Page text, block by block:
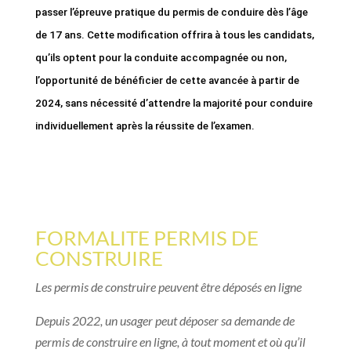
passer l’épreuve pratique du permis de conduire dès l’âge
de 17 ans. Cette modification offrira à tous les candidats,
qu’ils optent pour la conduite accompagnée ou non,
l’opportunité de bénéficier de cette avancée à partir de
2024, sans nécessité d’attendre la majorité pour conduire
individuellement après la réussite de l’examen.
FORMALITE PERMIS DE
CONSTRUIRE
Les permis de construire peuvent être déposés en ligne
Depuis 2022, un usager peut déposer sa demande de
permis de construire en ligne, à tout moment et où qu’il